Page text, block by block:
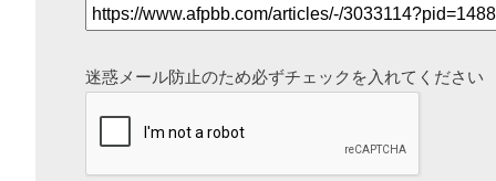
迷惑メール防止のため必ずチェックを入れてください